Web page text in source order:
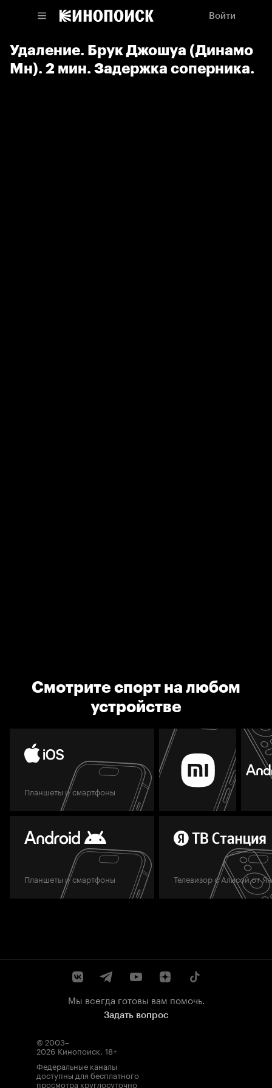
Войти
Удаление. Брук Джошуа (Динамо
Мн). 2 мин. Задержка соперника.
Смотрите спорт на любом
устройстве
Планшеты и смартфоны
Планшеты и смартфоны Телевизор с Алисой от
Мы всегда готовы вам помочь.
Задать вопрос
© 2003–
2026 Кинопоиск. 18+
Федеральные каналы
доступны для бесплатного
просмотра круглосуточно